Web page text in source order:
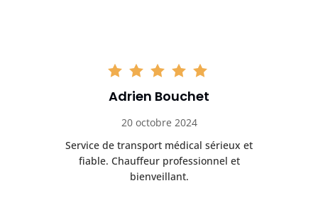
Adrien Bouchet
20 octobre 2024
Service de transport médical sérieux et
fiable. Chauffeur professionnel et
bienveillant.